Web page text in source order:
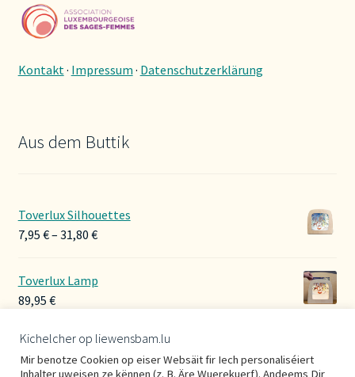
Kontakt· Impressum · Datenschutzerklärung
Aus dem Buttik
Toverlux Silhouettes
7,95 €– 31,80 €Preisspanne:
Toverlux Lamp
89,95 €
Hoerbänner Wollwalk
29,00€
Kichelcher op liewensbam.lu
Mir benotze Cookien op eiser Websäit fir Iech personaliséiert
Inhalter uweisen ze kënnen (z. B. Äre Wuerekuerf). Andeems Dir